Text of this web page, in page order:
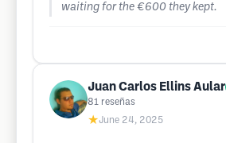
waiting for the €600 they kept.
Juan Carlos Ellins Aular
81 reseñas
★June 24, 2025